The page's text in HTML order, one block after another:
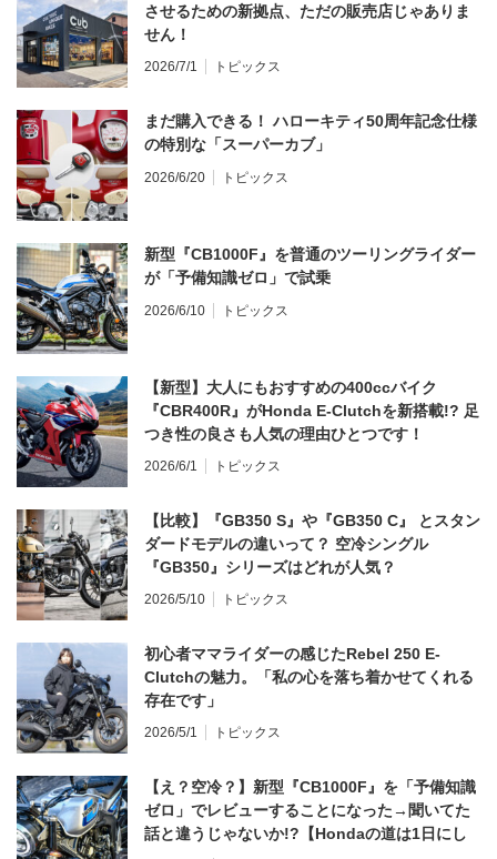
させるための新拠点、ただの販売店じゃありま
せん！
2026/7/1 トピックス
まだ購入できる！ ハローキティ50周年記念仕様
の特別な「スーパーカブ」
2026/6/20 トピックス
新型『CB1000F』を普通のツーリングライダー
が「予備知識ゼロ」で試乗
2026/6/10 トピックス
【新型】大人にもおすすめの400ccバイク
『CBR400R』がHonda E-Clutchを新搭載!? 足
つき性の良さも人気の理由ひとつです！
2026/6/1 トピックス
【比較】『GB350 S』や『GB350 C』 とスタン
ダードモデルの違いって？ 空冷シングル
『GB350』シリーズはどれが人気？
2026/5/10 トピックス
初心者ママライダーの感じたRebel 250 E-
Clutchの魅力。「私の心を落ち着かせてくれる
存在です」
2026/5/1 トピックス
【え？空冷？】新型『CB1000F』を「予備知識
ゼロ」でレビューすることになった→聞いてた
話と違うじゃないか!?【Hondaの道は1日にし